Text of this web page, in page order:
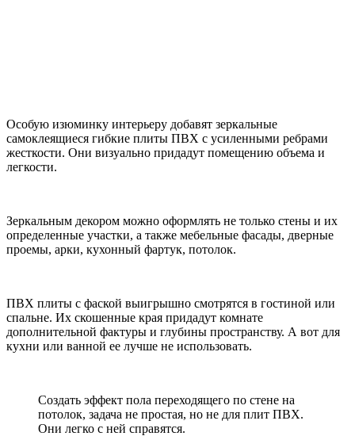
Особую изюминку интерьеру добавят зеркальные
самоклеящиеся гибкие плиты ПВХ с усиленными ребрами
жесткости. Они визуально придадут помещению объема и
легкости.
Зеркальным декором можно оформлять не только стены и их
определенные участки, а также мебельные фасады, дверные
проемы, арки, кухонный фартук, потолок.
ПВХ плиты с фаской выигрышно смотрятся в гостиной или
спальне. Их скошенные края придадут комнате
дополнительной фактуры и глубины пространству. А вот для
кухни или ванной ее лучше не использовать.
Создать эффект пола переходящего по стене на
потолок, задача не простая, но не для плит ПВХ.
Они легко с ней справятся.